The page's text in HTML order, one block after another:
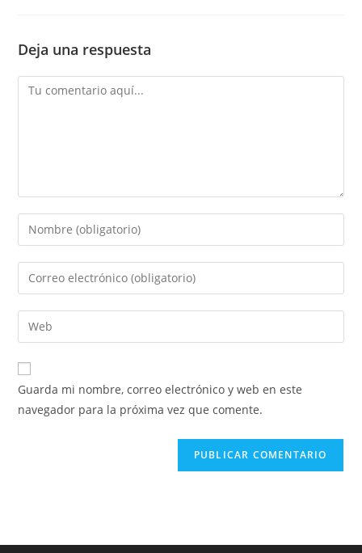
Deja una respuesta
Guarda mi nombre, correo electrónico y web en este
navegador para la próxima vez que comente.